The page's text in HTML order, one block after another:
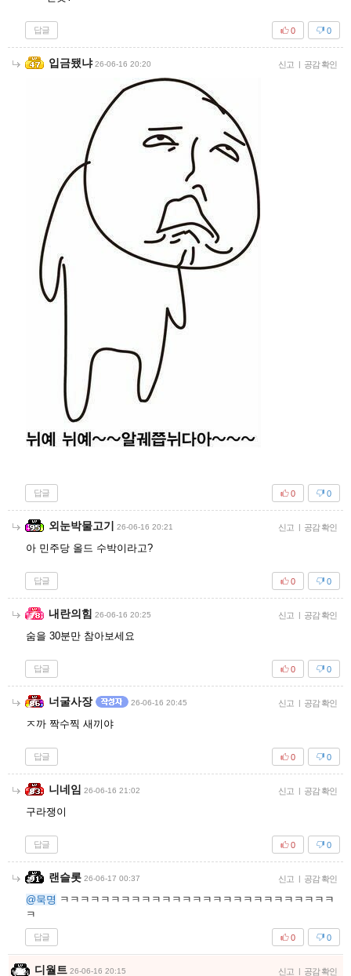
답글 0
0
입금됐냐 26-06-16 20:20 신고 | 공감 확인
답글 0
0
외눈박물고기 26-06-16 20:21 신고 | 공감 확인
아 민주당 올드 수박이라고?
답글 0
0
내란의힘 26-06-16 20:25 신고 | 공감 확인
숨을 30분만 참아보세요
답글 0
0
너굴사장 26-06-16 20:45 신고 | 공감 확인
ㅈ까 짝수찍 새끼야
답글 0
0
니네임 26-06-16 21:02 신고 | 공감 확인
구라쟁이
답글 0
0
랜슬롯 26-06-17 00:37 신고 | 공감 확인
@묵명 ㅋㅋㅋㅋㅋㅋㅋㅋㅋㅋㅋㅋㅋㅋㅋㅋㅋㅋㅋㅋㅋㅋㅋㅋㅋㅋㅋ
ㅋ
답글 0
0
디월트 26-06-16 20:15 신고 | 공감 확인